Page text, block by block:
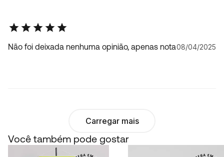
Não foi deixada nenhuma opinião, apenas nota08/04/2025
Carregar mais
Você também pode gostar